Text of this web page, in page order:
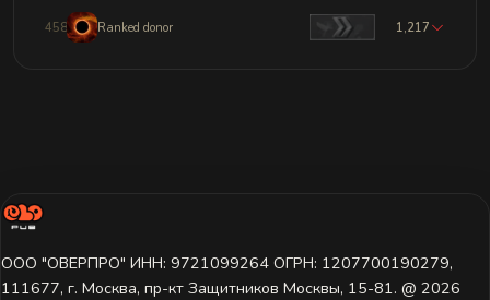
458 Ranked donor 1,217
ООО "ОВЕРПРО" ИНН: 9721099264 ОГРН: 1207700190279,
111677, г. Москва, пр-кт Защитников Москвы, 15-81. @ 2026 ㅤ